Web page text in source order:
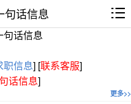
句话信息
句话信息
职信息] [联系客服]
话信息]
更多>>